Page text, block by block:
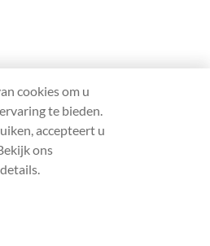
Google
cookies om u
te bieden.
accepteert u
ons